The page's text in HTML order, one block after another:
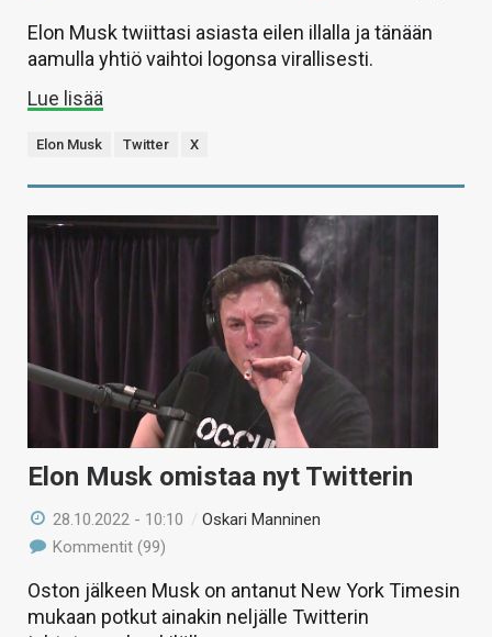
Elon Musk twiittasi asiasta eilen illalla ja tänään
aamulla yhtiö vaihtoi logonsa virallisesti.
Lue lisää
Elon Musk Twitter X
Elon Musk omistaa nyt Twitterin
28.10.2022 - 10:10 /Oskari Manninen
Kommentit (99)
Oston jälkeen Musk on antanut New York Timesin
mukaan potkut ainakin neljälle Twitterin